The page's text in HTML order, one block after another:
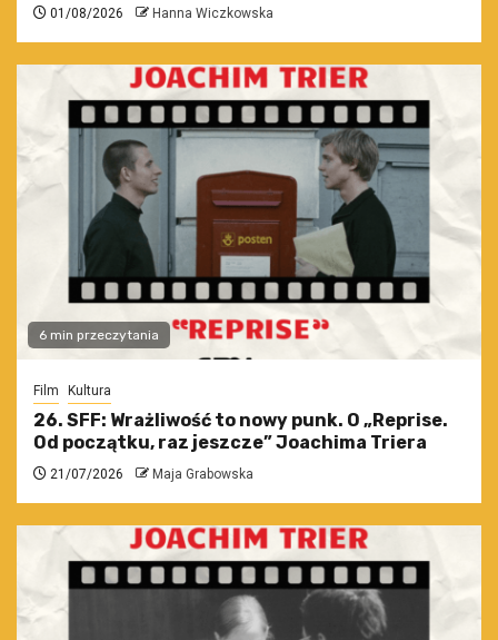
01/08/2026 Hanna Wiczkowska
6 min przeczytania
Film Kultura
26. SFF: Wrażliwość to nowy punk. O „Reprise.
Od początku, raz jeszcze” Joachima Triera
21/07/2026 Maja Grabowska